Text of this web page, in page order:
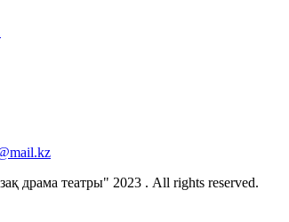
драма театры" 2023 . All rights reserved.